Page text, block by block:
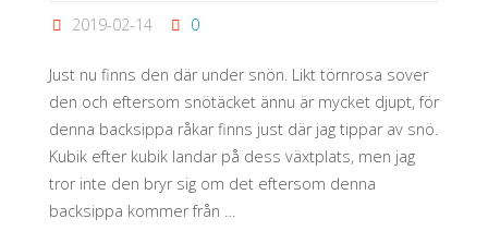
2019-02-14 0
Just nu finns den där under snön. Likt törnrosa sover
den och eftersom snötäcket ännu är mycket djupt, för
denna backsippa råkar finns just där jag tippar av snö.
Kubik efter kubik landar på dess växtplats, men jag
tror inte den bryr sig om det eftersom denna
backsippa kommer från …